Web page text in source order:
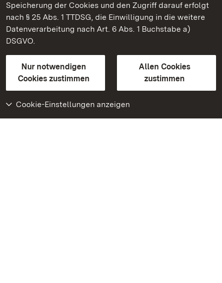
Speicherung der Cookies und den Zugriff darauf erfolgt
nach § 25 Abs. 1 TTDSG, die Einwilligung in die weitere
Datenverarbeitung nach Art. 6 Abs. 1 Buchstabe a)
DSGVO.
Nur notwendigen
Cookies zustimmen
Allen Cookies
zustimmen
Cookie-Einstellungen anzeigen
Staatliche Schlösser und Gärten Baden-Württemberg
Kontakt
GebärdenspracheLeichte Sprache
Erklärung zur Barrierefreiheit
BITV-konform (geprüfte Seiten)
Weiteres